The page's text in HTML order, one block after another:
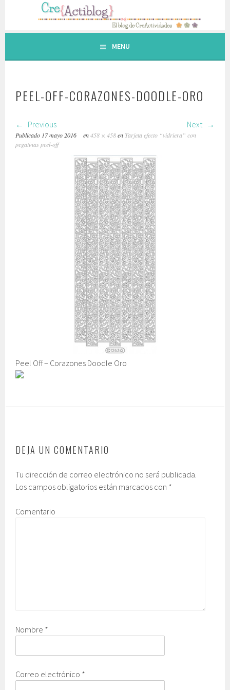
contenido.
MENU
PEEL-OFF-CORAZONES-DOODLE-ORO
Previous Next
Publicado 17 mayo 2016 en458 × 458en Tarjeta efecto “vidriera” con
pegatinas peel-off
Peel Off – Corazones Doodle Oro
DEJA UN COMENTARIO
Tu dirección de correo electrónico no será publicada.
Los campos obligatorios están marcados con *
Comentario
Nombre *
Correo electrónico *